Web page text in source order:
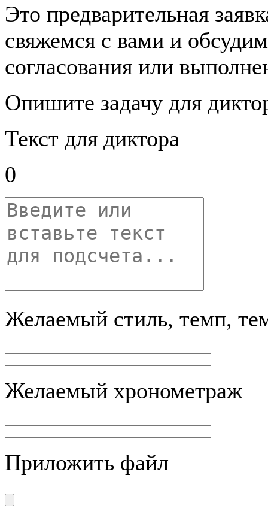
Это предварительная
свяжемся с вами и
согласования или
Опишите задачу для
Текст для диктора
0
Желаемый стиль, темп,
Желаемый хронометраж
Приложить файл